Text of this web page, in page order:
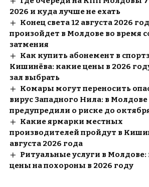
2026 и куда лучше не ехать
Конец света 12 августа 2026
произойдет в Молдове во время
затмения
Как купить абонемент в
Кишинёва: какие цены в 2026
зал выбрать
Комары могут переносить
вирус Западного Нила: в Молдове
предупредили о риске до
Какие ярмарки местных
производителей пройдут в
августа 2026 года
Ритуальные услуги в Молдове:
цены на похороны в 2026 году